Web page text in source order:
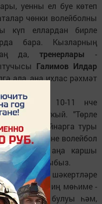
уенны ел буе көтеп
чөнки волейболны
күп еллардан бирле
бара. Кызларның
да,тренерлары -
Галимов Илдар
ала, аңа ихлас рәхмәт
сәбәпле, 10-11 нче
укый. "Төрле
каршы уйнарга туры
Чөнки безне волейбол
ә хәзер аңа каршы
укучыларыбыз.
чын остаз - шәкертләре
аның өчен иң мөһиме -
сәламәт булуы һәм,